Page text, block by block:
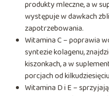
produkty mleczne, a w
występuje w dawkach
zapotrzebowania.
Witamina C – poprawia
syntezie kolagenu,
kiszonkach, a w
porcjach od
Witamina D i E –